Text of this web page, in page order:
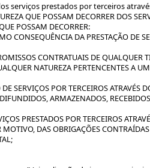
serviços prestados por terceiros
QUE POSSAM DECORRER DOS
POSSAM DECORRER:
CONSEQUÊNCIA DA PRESTAÇÃO DE
CONTRATUAIS DE QUALQUER
NATUREZA PERTENCENTES A
SERVIÇOS POR TERCEIROS ATRAVÉS
ARMAZENADOS,
PRESTADOS POR TERCEIROS
DAS OBRIGAÇÕES CONTRAÍDAS